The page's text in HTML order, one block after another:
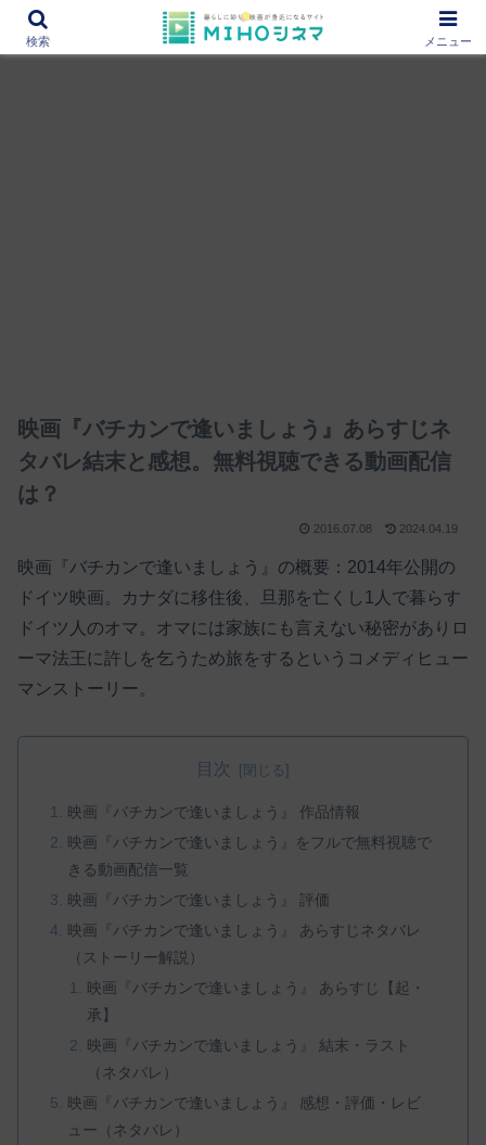
12000作品を紹介！あなたの映画図書館『MIHOシネマ』
映画『バチカンで逢いましょう』あらすじネ
タバレ結末と感想。無料視聴できる動画配信
は？
2016.07.08 2024.04.19
映画『バチカンで逢いましょう』の概要：2014年公開の
ドイツ映画。カナダに移住後、旦那を亡くし1人で暮らす
ドイツ人のオマ。オマには家族にも言えない秘密がありロ
ーマ法王に許しを乞うため旅をするというコメディヒュー
マンストーリー。
目次
映画『バチカンで逢いましょう』 作品情報
映画『バチカンで逢いましょう』をフルで無料視聴で
きる動画配信一覧
映画『バチカンで逢いましょう』 評価
映画『バチカンで逢いましょう』 あらすじネタバレ
（ストーリー解説）
映画『バチカンで逢いましょう』 あらすじ【起・
承】
映画『バチカンで逢いましょう』 結末・ラスト
（ネタバレ）
映画『バチカンで逢いましょう』 感想・評価・レビ
ュー（ネタバレ）
検索 メニュー